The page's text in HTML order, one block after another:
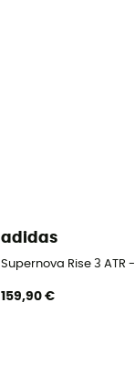
adidas
Supernova Rise 3 ATR
159,90 €